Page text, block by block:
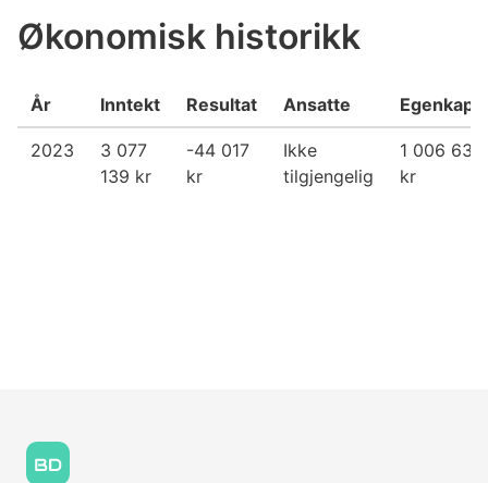
Økonomisk historikk
År Inntekt Resultat Ansatte
2023
3 077
139 kr
-44 017
kr
Ikke
tilgjengelig
1 006 633
kr